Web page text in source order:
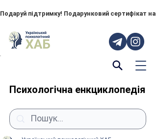
Подаруй підтримку! Подарунковий сертифікат
Психологічна енкциклопедія